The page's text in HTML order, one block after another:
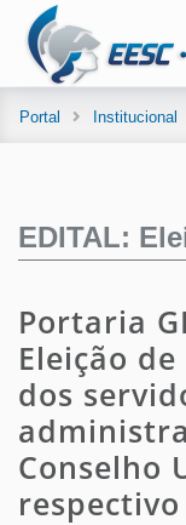
Portal Institucional
EDITAL:
Portaria
Eleição
dos
Conselho